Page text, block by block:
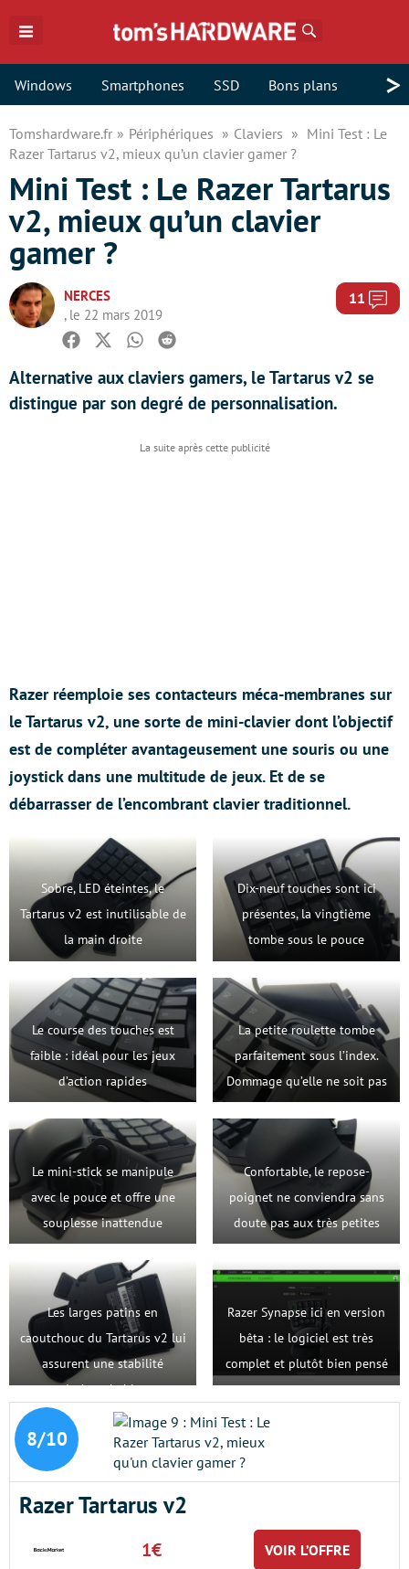
Windows Smartphones SSD Bons plans >
Tomshardware.fr Périphériques Claviers
Mini Test : Le
Razer Tartarus v2, mieux qu’un clavier gamer ?
Mini Test : Le Razer Tartarus
v2, mieux qu’un clavier
gamer ?
NERCES
, le 22 mars 2019
11
Facebook
TwitterWhatsapp
Reddit
Alternative aux claviers gamers, le Tartarus v2 se
distingue par son degré de personnalisation.
Razer réemploie ses contacteurs méca-membranes sur
le Tartarus v2, une sorte de mini-clavier dont l’objectif
est de compléter avantageusement une souris ou une
joystick dans une multitude de jeux. Et de se
débarrasser de l’encombrant clavier traditionnel.
Sobre, LED éteintes, le
Tartarus v2 est inutilisable de
la main droite
Dix-neuf touches sont ici
présentes, la vingtième
tombe sous le pouce
Le course des touches est
faible : idéal pour les jeux
d’action rapides
La petite roulette tombe
parfaitement sous l’index.
Dommage qu’elle ne soit pas
débrayable
Le mini-stick se manipule
avec le pouce et offre une
souplesse inattendue
Confortable, le repose-
poignet ne conviendra sans
doute pas aux très petites
mains (cf. mains d’enfants)
Les larges patins en
caoutchouc du Tartarus v2 lui
assurent une stabilité
irréprochable
Razer Synapse ici en version
bêta : le logiciel est très
complet et plutôt bien pensé
8/10
Razer Tartarus v2
1€ VOIR L’OFFRE